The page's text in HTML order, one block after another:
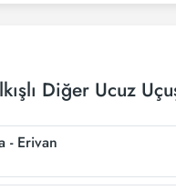
Diğer Ucuz
- Erivan